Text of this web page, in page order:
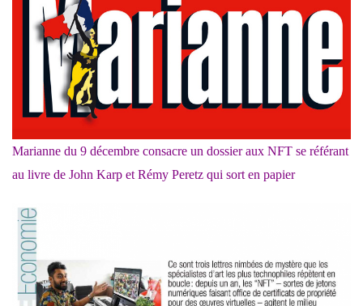
Marianne du 9 décembre consacre un dossier aux NFT se référant
au livre de John Karp et Rémy Peretz qui sort en papier